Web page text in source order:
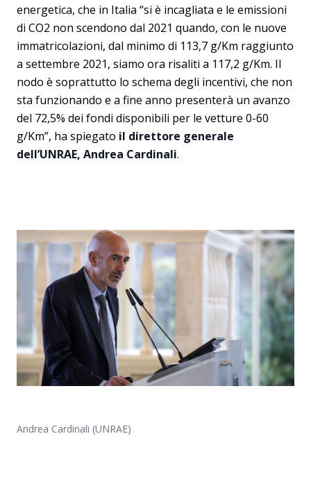
energetica, che in Italia “si è incagliata e le emissioni
di CO2 non scendono dal 2021 quando, con le nuove
immatricolazioni, dal minimo di 113,7 g/Km raggiunto
a settembre 2021, siamo ora risaliti a 117,2 g/Km. Il
nodo è soprattutto lo schema degli incentivi, che non
sta funzionando e a fine anno presenterà un avanzo
del 72,5% dei fondi disponibili per le vetture 0-60
g/Km”, ha spiegato il direttore generale
dell’UNRAE, Andrea Cardinali.
Andrea Cardinali (UNRAE)